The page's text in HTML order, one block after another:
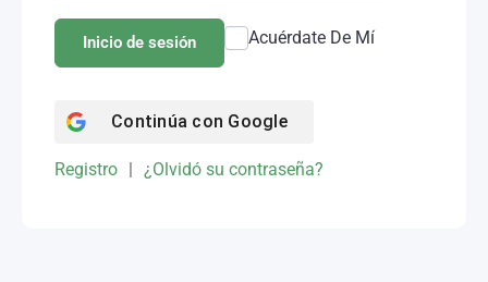
Inicio de sesión Acuérdate De Mí
Continúa con Google
Registro | ¿Olvidó su contraseña?